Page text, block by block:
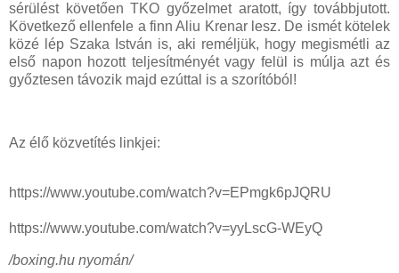
sérülést követően TKO győzelmet aratott, így továbbjutott.
Következő ellenfele a finn Aliu Krenar lesz. De ismét kötelek
közé lép Szaka István is, aki reméljük, hogy megismétli az
első napon hozott teljesítményét vagy felül is múlja azt és
győztesen távozik majd ezúttal is a szorítóból!
Az élő közvetítés linkjei:
https://www.youtube.com/watch?v=EPmgk6pJQRU
https://www.youtube.com/watch?v=yyLscG-WEyQ
/boxing.hu nyomán/